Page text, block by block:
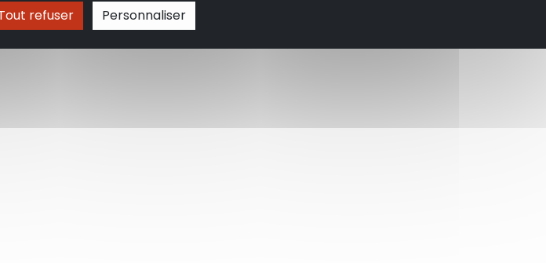
refuser Personnaliser